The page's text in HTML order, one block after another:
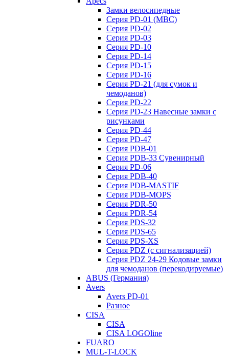
Замки велосипедные
Серия PD-01 (МВС)
Серия PD-02
Серия PD-03
Серия PD-10
Серия PD-14
Серия PD-15
Серия PD-16
Серия PD-21 (для сумок и
чемоданов)
Серия PD-22
Серия PD-23 Навесные замки с
рисунками
Серия PD-44
Серия PD-47
Серия PDB-01
Серия PDB-33 Сувенирный
Серия PD-06
Серия PDB-40
Серия PDB-MASTIF
Серия PDB-MOPS
Серия PDR-50
Серия PDR-54
Серия PDS-32
Серия PDS-65
Серия PDS-XS
Серия PDZ (с сигнализацией)
Серия PDZ 24-29 Кодовые замки
для чемоданов (перекодируемые)
ABUS (Германия)
Avers
Avers PD-01
Разное
CISA
CISA
CISA LOGOline
FUARO
MUL-T-LOCK